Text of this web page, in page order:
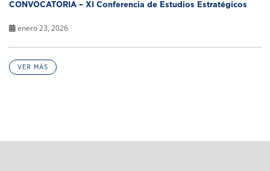
CONVOCATORIA – XI Conferencia de Estudios Estratégicos
enero 23, 2026
VER MÁS